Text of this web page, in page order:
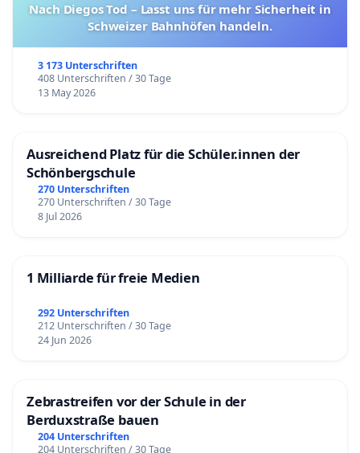
Nach Diegos Tod – Lasst uns für mehr Sicherheit in
Schweizer Bahnhöfen handeln.
3 173 Unterschriften
408 Unterschriften / 30 Tage
13 May 2026
Ausreichend Platz für die Schüler.innen der
Schönbergschule
270 Unterschriften
270 Unterschriften / 30 Tage
8 Jul 2026
1 Milliarde für freie Medien
292 Unterschriften
212 Unterschriften / 30 Tage
24 Jun 2026
Zebrastreifen vor der Schule in der
Berduxstraße bauen
204 Unterschriften
204 Unterschriften / 30 Tage